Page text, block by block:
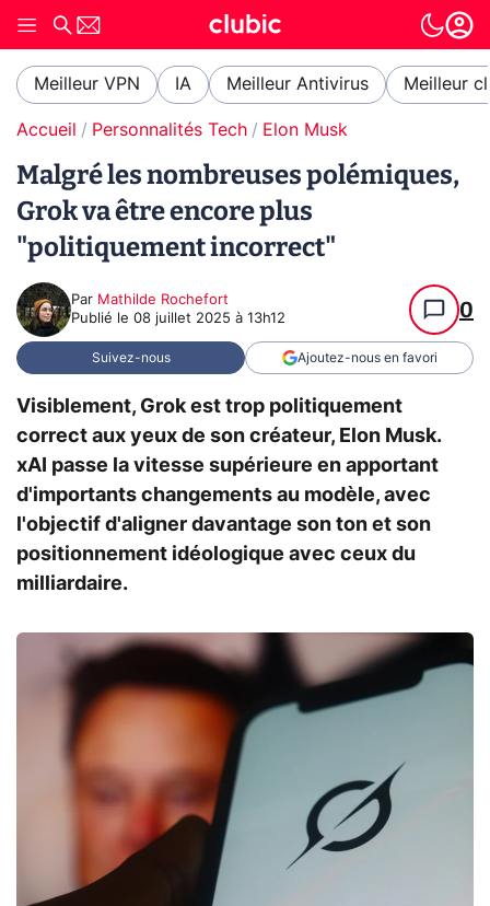
Meilleur VPN IA Meilleur Antivirus Meilleur
Accueil Personnalités Tech Elon Musk
Malgré les nombreuses polémiques,
Grok va être encore plus
"politiquement incorrect"
Par Mathilde Rochefort
Publié le 08 juillet 2025 à 13h12 0
Suivez-nous Ajoutez-nous en favori
Visiblement, Grok est trop politiquement
correct aux yeux de son créateur, Elon Musk.
xAI passe la vitesse supérieure en apportant
d'importants changements au modèle, avec
l'objectif d'aligner davantage son ton et son
positionnement idéologique avec ceux du
milliardaire.